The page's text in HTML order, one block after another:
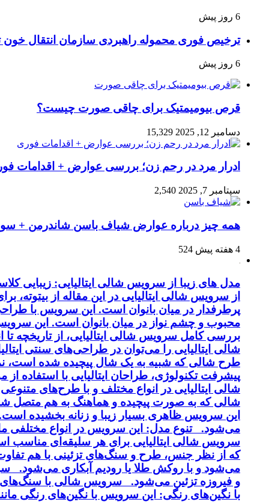
6 روز پیش
ترخیص فوری محموله راهبردی سازمان انتقال
6 روز پیش
قرص بیومیمتیک برای چاقی صورت چیست؟
دسامبر 12, 2025 15,329
ادرار مرد در رحم زن؛ بررسی عوارض + اقدامات
سپتامبر 7, 2025 2,540
همه چیز درباره عوارض شیاف باسن شاندرمن +
4 هفته پیش 524
مدل های زیبا از سرویس شالی ایتالیایی: زیبایی
از سرویس شالی ایتالیایی در این مقاله از
پرطرفدار در میان بانوان است. این سرویس با
محبوب و چشم نواز در میان بانوان است. این
بررسی کامل سرویس شالی ایتالیایی، از تاریخچه
شالی ایتالیایی را می‌توان در طراحی‌های سنتی
طرح شالی که شبیه به یک شال پیچیده شده است،
پیشرفت تکنولوژی، طراحان ایتالیایی با استفاده
شالی ایتالیایی در انواع مختلف و با طرح‌های
شالی که به صورت پیچیده و هماهنگ به هم متصل
این سرویس ظاهری بسیار زیبا و زنانه بخشیده
می‌شود. تنوع مدل: این سرویس در انواع مختلفی
سرویس شالی ایتالیایی برای هر سلیقه‌ای مناسب
و فیروزه تزئین می‌شود. سرویس شالی با سنگ‌های
با نگین‌های رنگی: این سرویس با نگین‌های رنگی